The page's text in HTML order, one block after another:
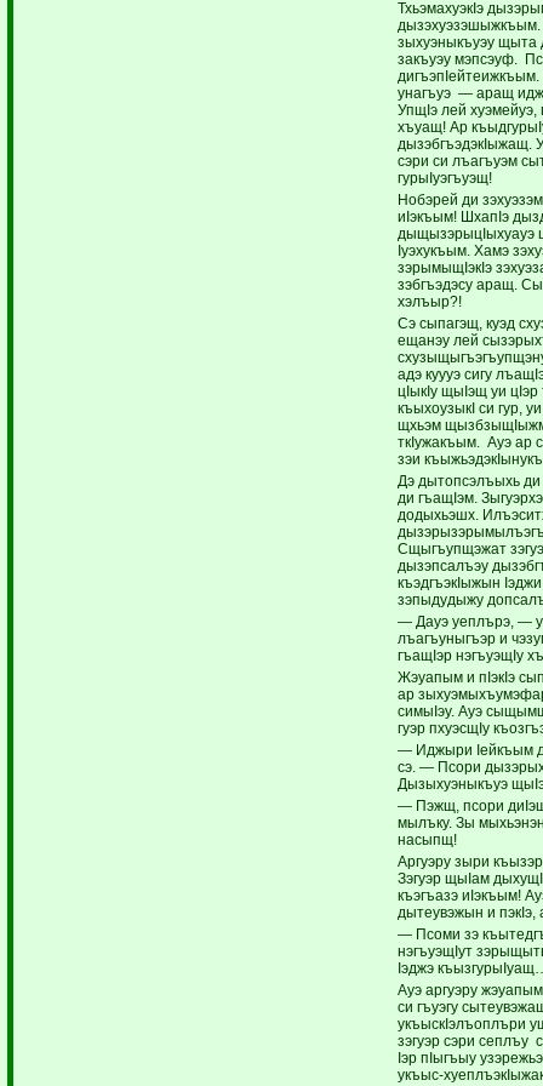
ТхьэмахуэкIэ
зыхуэныкъуэу щыта
закъуэу мэпсэуф.
унагъуэ — аращ
УпщIэ лей хуэмейуэ,
хъуащ! Ар
дызэбгъэдэкIыжащ.
сэри си лъагъуэм
гурыIуэгъуэщ!
Нобэрей ди
иIэкъым! ШхапIэ
дыщызэрыцIыхуауэ
Iуэхукъым. Хамэ
зэрымыщIэкIэ
зэбгъэдэсу аращ.
хэлъыр?!
Сэ сыпагэщ, куэд
ещанэу лей
адэ куууэ сигу
цIыкIу щыIэщ уи цIэр
къыхоузыкI си гур,
щхьэм
ткIужакъым. Ауэ ар
зэи
Дэ дытопсэлъыхь ди
ди гъащIэм.
додыхьэшх.
Сщыгъупщэжат
дызэпсалъэу
къэдгъэкIыжын
зэпыдудыжу
— Дауэ уеплърэ, —
лъагъуныгъэр и
гъащIэр нэгъуэщIу
Жэуапым и пIэкIэ
ар
симыIэу. Ауэ
гуэр пхуэсщIу
— Иджыри Iейкъым
сэ. — Псори
Дызыхуэныкъуэ
— Пэжщ, псори
мылъку. Зы
насыпщ!
Аргуэру зыри
Зэгуэр щыIам
къэгъазэ иIэкъым!
дытеувэжын и пэкIэ,
— Псоми зэ
нэгъуэщIут
Iэджэ
Ауэ аргуэру
си гъуэгу
укъыскIэлъоплъри
зэгуэр сэри
Iэр пIыгъыу
укъыс-